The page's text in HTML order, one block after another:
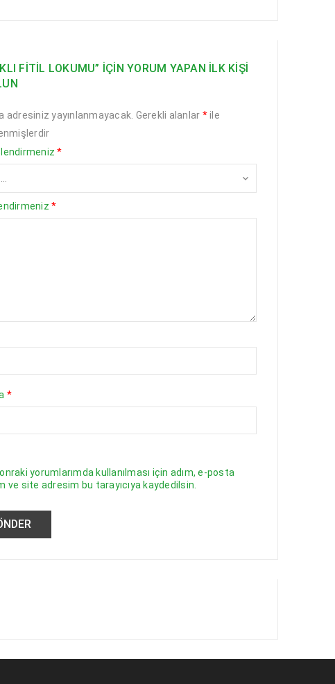
FITIL LOKUMU” IÇIN YORUM YAPAN ILK KIŞI
adresiniz yayınlanmayacak. Gerekli alanlar *ile
*
*
*
yorumlarımda kullanılması için adım, e-posta
ve site adresim bu tarayıcıya kaydedilsin.